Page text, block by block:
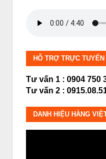
HỖ TRỢ TRỰC TUYẾN
Tư vấn 1 : 0904 750
Tư vấn 2 :
DANH HIỆU HÀNG